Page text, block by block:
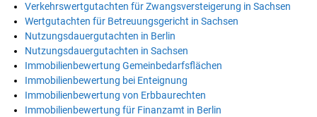
Verkehrswertgutachten für Zwangsversteigerung in Sachsen
Wertgutachten für Betreuungsgericht in Sachsen
Nutzungsdauergutachten in Berlin
Nutzungsdauergutachten in Sachsen
Immobilienbewertung Gemeinbedarfsflächen
Immobilienbewertung bei Enteignung
Immobilienbewertung von Erbbaurechten
Immobilienbewertung für Finanzamt in Berlin